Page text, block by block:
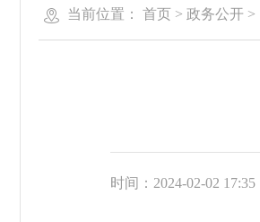
当前位置： 首页 > 政务公开 >
时间：2024-02-02 17:35